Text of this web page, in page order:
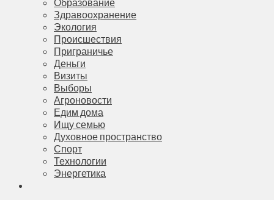
Здравоохранение
Экология
Происшествия
Приграничье
Деньги
Визиты
Выборы
Агроновости
Едим дома
Ищу семью
Духовное пространство
Спорт
Технологии
Энергетика